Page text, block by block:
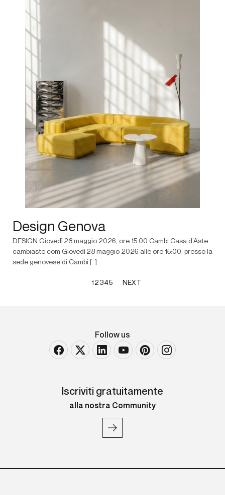
Design Genova
DESIGN Giovedì 28 maggio 2026, ore 15:00 Cambi Casa d’Aste
cambiaste.com Giovedì 28 maggio 2026 alle ore 15:00, presso la
sede genovese di Cambi [..]
1 2 345 NEXT
Follow us
Iscriviti gratuitamente
alla nostra Community